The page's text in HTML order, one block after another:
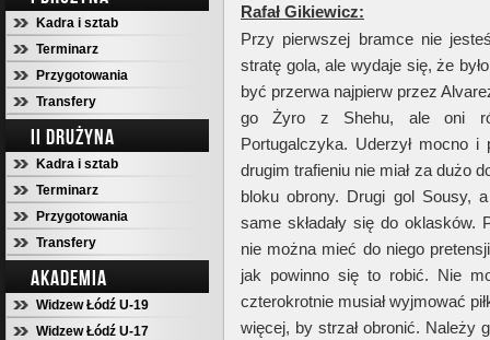
Kadra i sztab
Terminarz
Przygotowania
Transfery
II DRUŻYNA
Kadra i sztab
Terminarz
Przygotowania
Transfery
AKADEMIA
Widzew Łódź U-19
Widzew Łódź U-17
Rafał Gikiewicz:
Przy pierwszej bramce nie
stratę gola, ale wydaje się, że
być przerwa najpierw przez
go Żyro z Shehu, ale oni
Portugalczyka. Uderzył mocno
drugim trafieniu nie miał za dużo
bloku obrony. Drugi gol Sousy,
same składały się do
nie można mieć do niego
jak powinno się to robić. Nie
czterokrotnie musiał wyjmować
więcej, by strzał obronić. Należy